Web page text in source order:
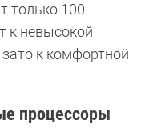
только 100
к невысокой
к комфортной
процессоры